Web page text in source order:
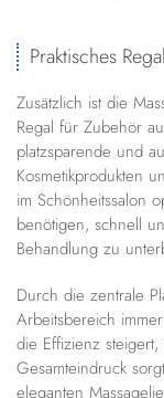
Praktisches
Zusätzlich ist die
Regal für Zubehör
platzsparende und
Kosmetikprodukten
im Schönheitssalon
benötigen, schnell
Behandlung zu
Durch die zentrale
Arbeitsbereich
die Effizienz
Gesamteindruck
eleganten